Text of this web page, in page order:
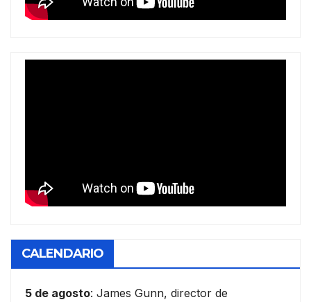
CALENDARIO
5 de agosto: James Gunn, director de